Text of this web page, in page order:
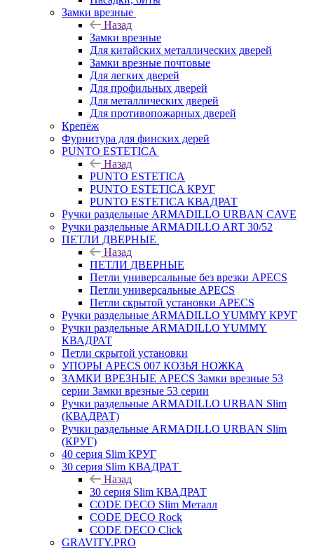
Замки врезные
Назад
Замки врезные
Для китайских металлических дверей
Замки врезные почтовые
Для легких дверей
Для профильных дверей
Для металлических дверей
Для противопожарных дверей
Крепёж
Фурнитура для финских дерей
PUNTO ESTETICA
Назад
PUNTO ESTETICA
PUNTO ESTETICA КРУГ
PUNTO ESTETICA КВАДРАТ
Ручки раздельные ARMADILLO URBAN CAVE
Ручки раздельные ARMADILLO ART 30/52
ПЕТЛИ ДВЕРНЫЕ
Назад
ПЕТЛИ ДВЕРНЫЕ
Петли универсальные без врезки APECS
Петли универсальные APECS
Петли скрытой установки APECS
Ручки раздельные ARMADILLO YUMMY КРУГ
Ручки раздельные ARMADILLO YUMMY
КВАДРАТ
Петли скрытой установки
УПОРЫ APECS 007 КОЗЬЯ НОЖКА
ЗАМКИ ВРЕЗНЫЕ APECS Замки врезные 53
серии Замки врезные 53 серии
Ручки раздельные ARMADILLO URBAN Slim
(КВАДРАТ)
Ручки раздельные ARMADILLO URBAN Slim
(КРУГ)
40 серия Slim КРУГ
30 серия Slim КВАДРАТ
Назад
30 серия Slim КВАДРАТ
CODE DECO Slim Металл
CODE DECO Rock
CODE DECO Click
GRAVITY.PRO